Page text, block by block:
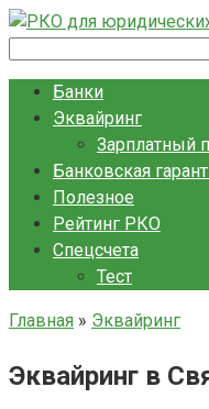
Перейти
Банки
Эквайринг
Зарплатный
Банковская
Полезное
Рейтинг РКО
Спецсчета
Тест
Главная » Эквайринг
Эквайринг в